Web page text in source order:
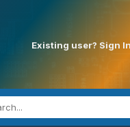
Existing user? Sign In